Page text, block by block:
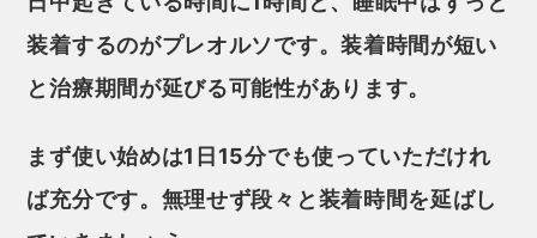
装着するのがプレオルソです。装着時間が短い
と治療期間が延びる可能性があります。
まず使い始めは1日15分でも使っていただけれ
ば充分です。無理せず段々と装着時間を延ばし